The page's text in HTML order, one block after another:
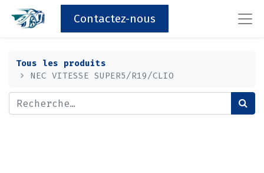
Contactez-nous
Tous les produits
NEC VITESSE SUPER5/R19/CLIO